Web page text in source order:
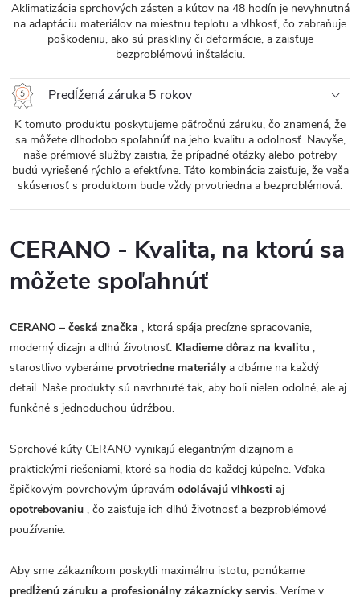
Aklimatizácia sprchových zásten a kútov na 48 hodín je nevyhnutná
na adaptáciu materiálov na miestnu teplotu a vlhkosť, čo zabraňuje
poškodeniu, ako sú praskliny či deformácie, a zaisťuje
bezproblémovú inštaláciu.
Predĺžená záruka 5 rokov
K tomuto produktu poskytujeme päťročnú záruku, čo znamená, že
sa môžete dlhodobo spoľahnúť na jeho kvalitu a odolnosť. Navyše,
naše prémiové služby zaistia, že prípadné otázky alebo potreby
budú vyriešené rýchlo a efektívne. Táto kombinácia zaisťuje, že vaša
skúsenosť s produktom bude vždy prvotriedna a bezproblémová.
CERANO - Kvalita, na ktorú sa
môžete spoľahnúť
CERANO – česká značka , ktorá spája precízne spracovanie,
moderný dizajn a dlhú životnosť. Kladieme dôraz na kvalitu ,
starostlivo vyberáme prvotriedne materiálya dbáme na každý
detail. Naše produkty sú navrhnuté tak, aby boli nielen odolné, ale aj
funkčné s jednoduchou údržbou.
Sprchové kúty CERANO vynikajú elegantným dizajnom a
praktickými riešeniami, ktoré sa hodia do každej kúpeľne. Vďaka
špičkovým povrchovým úpravám odolávajú vlhkosti aj
opotrebovaniu , čo zaisťuje ich dlhú životnosť a bezproblémové
používanie.
Aby sme zákazníkom poskytli maximálnu istotu, ponúkame
predĺženú záruku a profesionálny zákaznícky servis. Veríme v